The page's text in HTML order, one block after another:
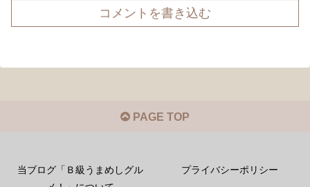
コメントを書き込む
PAGE TOP
当ブログ「Ｂ級うまめしグル
プライバシーポリシー